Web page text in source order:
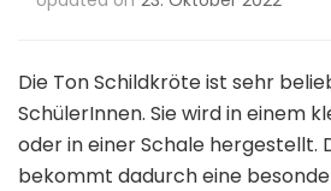
Die Ton Schildkröte ist sehr
SchülerInnen. Sie wird in einem
oder in einer Schale hergestellt.
bekommt dadurch eine